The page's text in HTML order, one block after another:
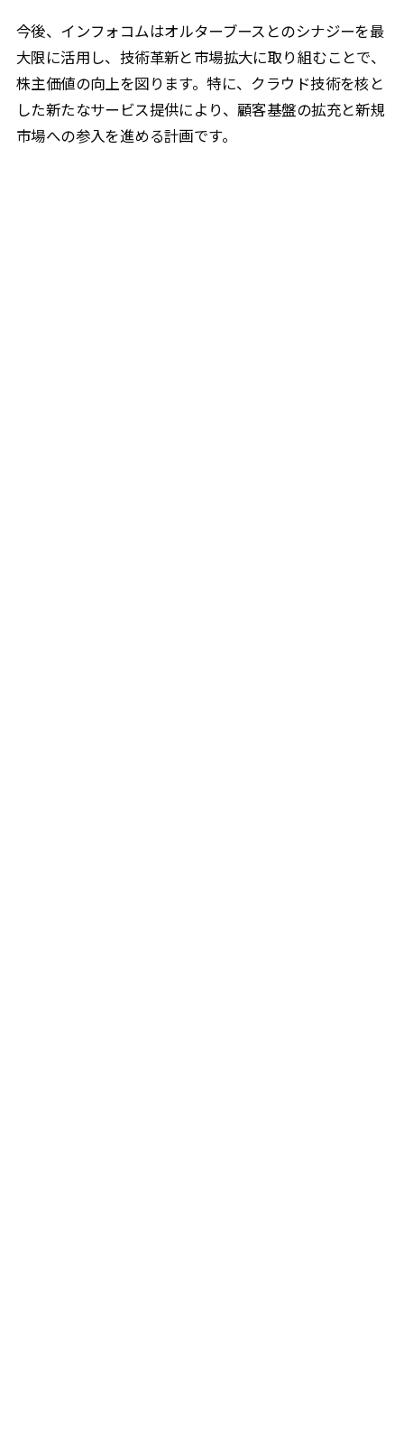
今後、インフォコムはオルターブースとのシナジーを最
大限に活用し、技術革新と市場拡大に取り組むことで、
株主価値の向上を図ります。特に、クラウド技術を核と
した新たなサービス提供により、顧客基盤の拡充と新規
市場への参入を進める計画です。